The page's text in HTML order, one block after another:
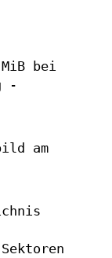
bei
-
am